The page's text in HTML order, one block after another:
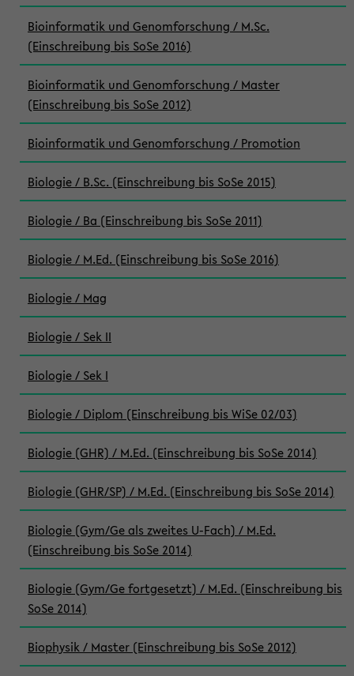
Bioinformatik und Genomforschung / M.Sc.
(Einschreibung bis SoSe 2016)
Bioinformatik und Genomforschung / Master
(Einschreibung bis SoSe 2012)
Bioinformatik und Genomforschung / Promotion
Biologie / B.Sc. (Einschreibung bis SoSe 2015)
Biologie / Ba (Einschreibung bis SoSe 2011)
Biologie / M.Ed. (Einschreibung bis SoSe 2016)
Biologie / Mag
Biologie / Sek II
Biologie / Sek I
Biologie / Diplom (Einschreibung bis WiSe 02/03)
Biologie (GHR) / M.Ed. (Einschreibung bis SoSe 2014)
Biologie (GHR/SP) / M.Ed. (Einschreibung bis SoSe 2014)
Biologie (Gym/Ge als zweites U-Fach) / M.Ed.
(Einschreibung bis SoSe 2014)
Biologie (Gym/Ge fortgesetzt) / M.Ed. (Einschreibung bis
SoSe 2014)
Biophysik / Master (Einschreibung bis SoSe 2012)